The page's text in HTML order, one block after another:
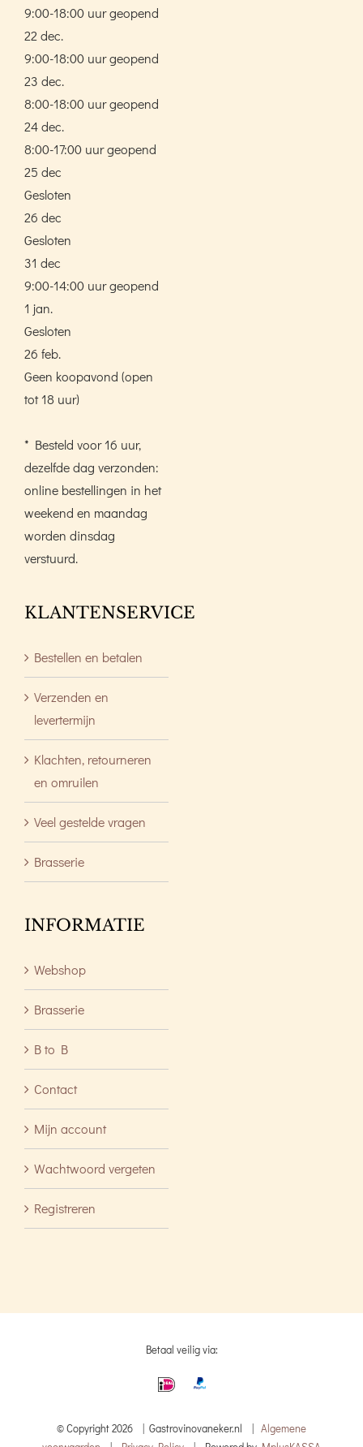
9:00-18:00 uur geopend
22 dec.
9:00-18:00 uur geopend
23 dec.
8:00-18:00 uur geopend
24 dec.
8:00-17:00 uur geopend
25 dec
Gesloten
26 dec
Gesloten
31 dec
9:00-14:00 uur geopend
1 jan.
Gesloten
26 feb.
Geen koopavond (open
tot 18 uur)
* Besteld voor 16 uur,
dezelfde dag verzonden:
online bestellingen in het
weekend en maandag
worden dinsdag
verstuurd.
KLANTENSERVICE
Bestellen en betalen
Verzenden en
levertermijn
Klachten, retourneren
en omruilen
Veel gestelde vragen
Brasserie
INFORMATIE
Webshop
Brasserie
B to B
Contact
Mijn account
Wachtwoord vergeten
Registreren
Betaal veilig via:
© Copyright2026 | Gastrovinovaneker.nl | Algemene